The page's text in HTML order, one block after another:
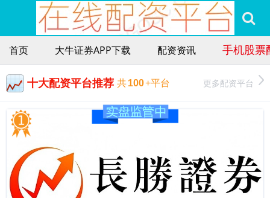
首页 大牛证券APP下载 配资资讯 手机股票
十大配资平台推荐 共100+平台 更多配资平台